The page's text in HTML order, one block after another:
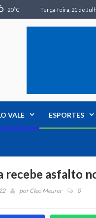
20°C Terça-feira, 21 de
VALE ESPORTES
recebe asfalto
porCleo Meurer 0